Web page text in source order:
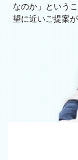
なのか」という
望に近いご提案